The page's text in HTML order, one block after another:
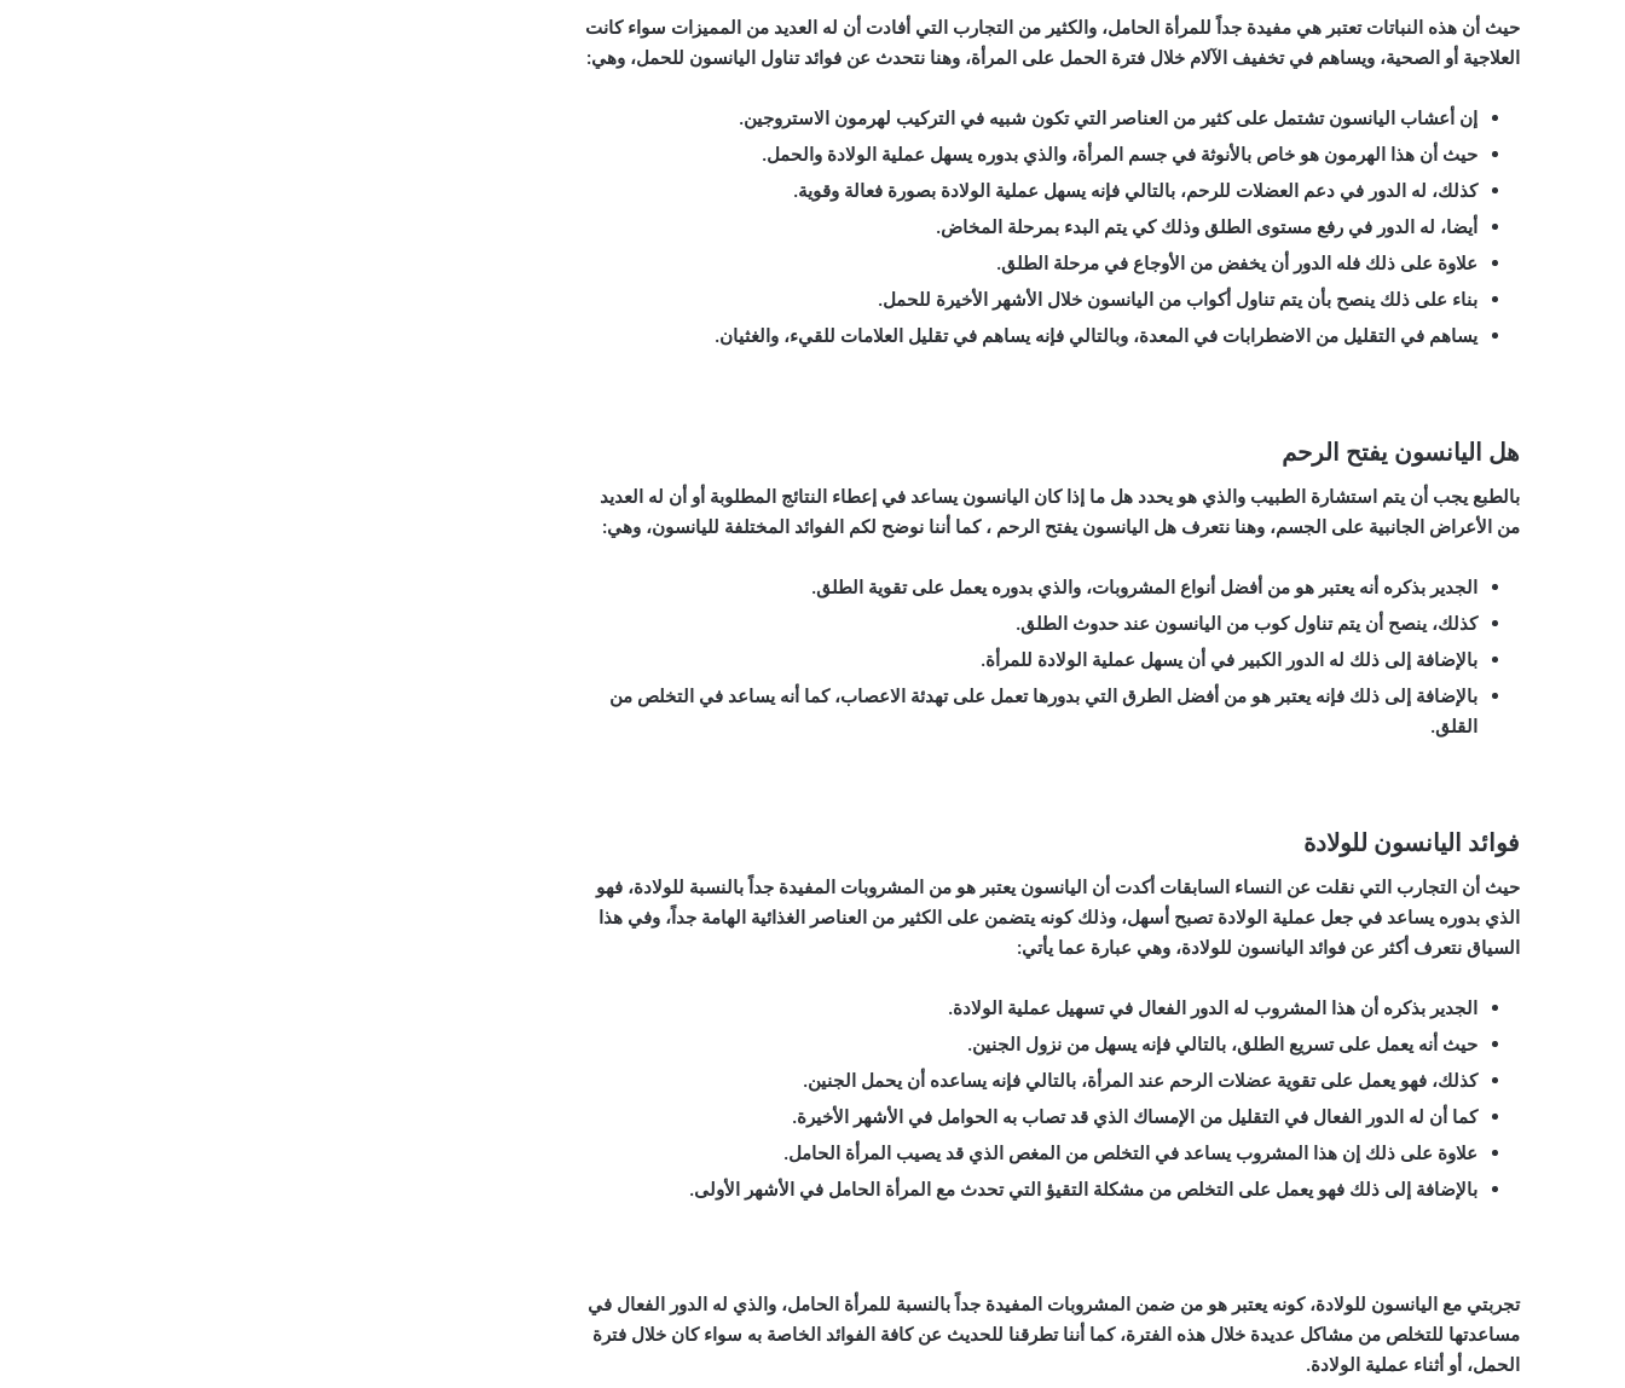
حيث أن هذه النباتات تعتبر هي مفيدة جداً للمرأة الحامل، والكثير من التجارب التي أفادت أن له العديد من المميزات سواء كانت
العلاجية أو الصحية، ويساهم في تخفيف الآلام خلال فترة الحمل على المرأة، وهنا نتحدث عن فوائد تناول اليانسون للحمل، وهي:
إن أعشاب اليانسون تشتمل على كثير من العناصر التي تكون شبيه في التركيب لهرمون الاستروجين.
حيث أن هذا الهرمون هو خاص بالأنوثة في جسم المرأة، والذي بدوره يسهل عملية الولادة والحمل.
كذلك، له الدور في دعم العضلات للرحم، بالتالي فإنه يسهل عملية الولادة بصورة فعالة وقوية.
أيضا، له الدور في رفع مستوى الطلق وذلك كي يتم البدء بمرحلة المخاض.
علاوة على ذلك فله الدور أن يخفض من الأوجاع في مرحلة الطلق.
بناء على ذلك ينصح بأن يتم تناول أكواب من اليانسون خلال الأشهر الأخيرة للحمل.
يساهم في التقليل من الاضطرابات في المعدة، وبالتالي فإنه يساهم في تقليل العلامات للقيء، والغثيان.
هل اليانسون يفتح الرحم
بالطبع يجب أن يتم استشارة الطبيب والذي هو يحدد هل ما إذا كان اليانسون يساعد في إعطاء النتائج المطلوبة أو أن له العديد
من الأعراض الجانبية على الجسم، وهنا نتعرف هل اليانسون يفتح الرحم ، كما أننا نوضح لكم الفوائد المختلفة لليانسون، وهي:
الجدير بذكره أنه يعتبر هو من أفضل أنواع المشروبات، والذي بدوره يعمل على تقوية الطلق.
كذلك، ينصح أن يتم تناول كوب من اليانسون عند حدوث الطلق.
بالإضافة إلى ذلك له الدور الكبير في أن يسهل عملية الولادة للمرأة.
بالإضافة إلى ذلك فإنه يعتبر هو من أفضل الطرق التي بدورها تعمل على تهدئة الاعصاب، كما أنه يساعد في التخلص من
القلق.
فوائد اليانسون للولادة
حيث أن التجارب التي نقلت عن النساء السابقات أكدت أن اليانسون يعتبر هو من المشروبات المفيدة جداً بالنسبة للولادة، فهو
الذي بدوره يساعد في جعل عملية الولادة تصبح أسهل، وذلك كونه يتضمن على الكثير من العناصر الغذائية الهامة جداً، وفي هذا
السياق نتعرف أكثر عن فوائد اليانسون للولادة، وهي عبارة عما يأتي:
الجدير بذكره أن هذا المشروب له الدور الفعال في تسهيل عملية الولادة.
حيث أنه يعمل على تسريع الطلق، بالتالي فإنه يسهل من نزول الجنين.
كذلك، فهو يعمل على تقوية عضلات الرحم عند المرأة، بالتالي فإنه يساعده أن يحمل الجنين.
كما أن له الدور الفعال في التقليل من الإمساك الذي قد تصاب به الحوامل في الأشهر الأخيرة.
علاوة على ذلك إن هذا المشروب يساعد في التخلص من المغص الذي قد يصيب المرأة الحامل.
بالإضافة إلى ذلك فهو يعمل على التخلص من مشكلة التقيؤ التي تحدث مع المرأة الحامل في الأشهر الأولى.
تجربتي مع اليانسون للولادة، كونه يعتبر هو من ضمن المشروبات المفيدة جداً بالنسبة للمرأة الحامل، والذي له الدور الفعال في
مساعدتها للتخلص من مشاكل عديدة خلال هذه الفترة، كما أننا تطرقنا للحديث عن كافة الفوائد الخاصة به سواء كان خلال فترة
الحمل، أو أثناء عملية الولادة.